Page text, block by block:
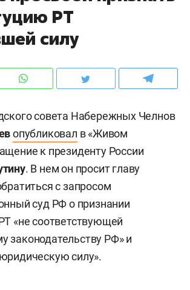
РТ
силу
совета Набережных Челнов
опубликовал в «Живом
к президенту России
. В нем он просит главу
с запросом
суд РФ о признании
«не соответствующей
законодательству РФ» и
силу».